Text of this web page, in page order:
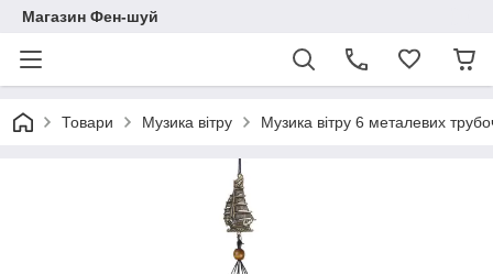
Магазин Фен-шуй
Товари Музика вітру Музика вітру 6 металевих